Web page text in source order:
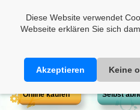
Diese Website verwendet
Webseite erklären Sie sich
Akzeptieren
Keine
Online kaufen Selbst